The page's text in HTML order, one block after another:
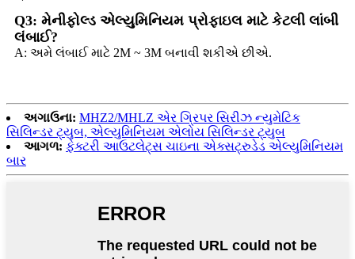
Q3: મેનીફોલ્ડ એલ્યુમિનિયમ પ્રોફાઇલ માટે કેટલી લાંબી
લંબાઈ?
A: અમે લંબાઈ માટે 2M ~ 3M બનાવી શકીએ છીએ.
અગાઉના: MHZ2/MHLZ એર ગ્રિપર સિરીઝ ન્યુમેટિક
સિલિન્ડર ટ્યુબ, એલ્યુમિનિયમ એલોય સિલિન્ડર ટ્યુબ
આગળ: ફેક્ટરી આઉટલેટ્સ ચાઇના એક્સટ્રુડેડ એલ્યુમિનિયમ
બાર